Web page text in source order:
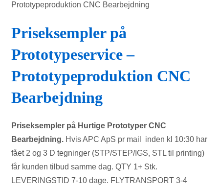
Prototypeproduktion CNC Bearbejdning
Priseksempler på
Prototypeservice –
Prototypeproduktion CNC
Bearbejdning
Priseksempler på Hurtige Prototyper CNC
Bearbejdning. Hvis APC ApS pr mail inden kl 10:30 har
fået 2 og 3 D tegninger (STP/STEP/IGS, STL til printing)
får kunden tilbud samme dag. QTY 1+ Stk.
LEVERINGSTID 7-10 dage. FLYTRANSPORT 3-4